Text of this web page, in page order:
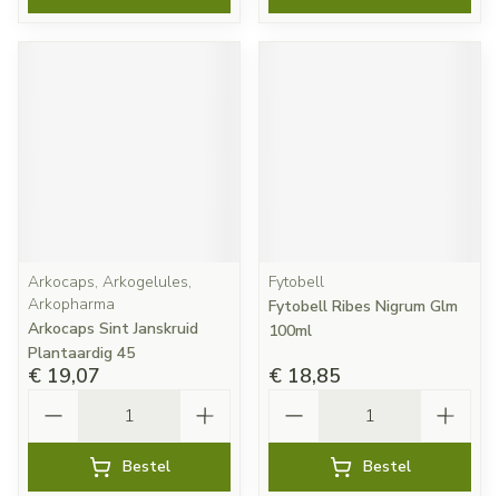
Arkocaps, Arkogelules,
Arkopharma
Arkocaps Sint Janskruid
Plantaardig 45
€ 19,07
Bestel
Fytobell
Fytobell Ribes Nigrum Glm
100ml
€ 18,85
Bestel